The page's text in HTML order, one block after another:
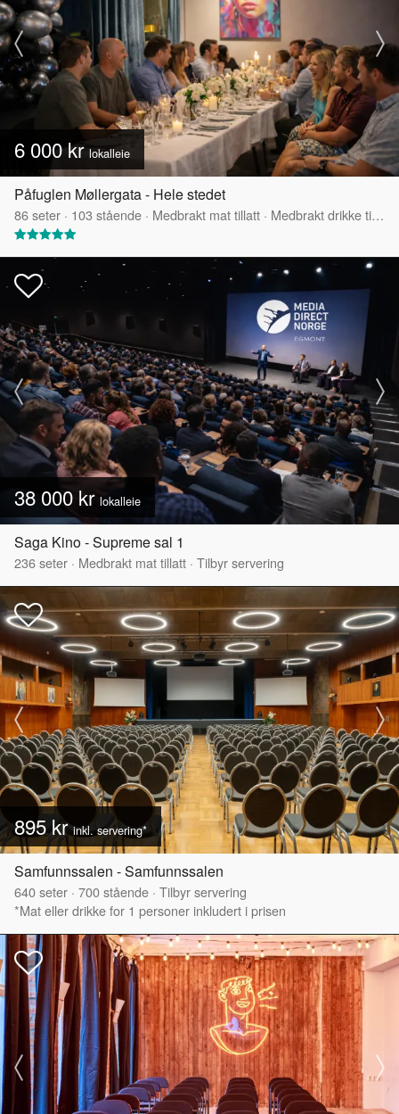
6 000 kr lokalleie
Påfuglen Møllergata - Hele stedet
86seter · 103 stående · Medbrakt mat tillatt · Medbrakt drikke tillatt
38 000 kr lokalleie
Saga Kino - Supreme sal 1
236seter · Medbrakt mat tillatt · Tilbyr servering
895 krinkl. servering*
Samfunnssalen - Samfunnssalen
640seter · 700stående · Tilbyr servering
*Mat eller drikke for 1 personer inkludert i prisen